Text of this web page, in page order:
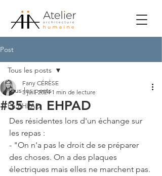
Post
Tous les posts
En EHPAD
Tous les posts
#35 En EHPAD
Fany CÉRÈSE
5 juil. 2024 1 min de lecture
Des résidentes lors d'un échange sur
les repas :
- "On n'a pas le droit de se préparer
des choses. On a des plaques
électriques mais elles ne marchent pas.